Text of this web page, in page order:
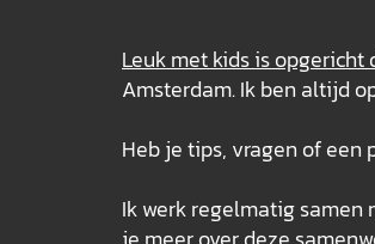
Leuk met kids is opgericht
Amsterdam. Ik ben altijd
Heb je tips, vragen of een
Ik werk regelmatig